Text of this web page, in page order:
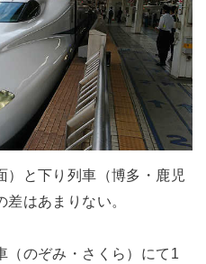
）と下り列車（博多・鹿児
はあまりない。
（のぞみ・さくら）にて1